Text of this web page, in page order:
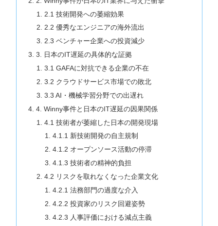
2.1 技術開発への萎縮効果
2.2 優秀なエンジニアの海外流出
2.3 ベンチャー企業への投資減少
3. 日本のIT遅延の具体的な証拠
3.1 GAFAに対抗できる企業の不在
3.2 クラウドサービス市場での敗北
3.3 AI・機械学習分野での出遅れ
4. Winny事件と日本のIT遅延の因果関係
4.1 技術者が萎縮した日本の開発現場
4.1.1 新技術開発の自主規制
4.1.2 オープンソース活動の停滞
4.1.3 技術者の精神的負担
4.2 リスクを取れなくなった企業文化
4.2.1 法務部門の過度な介入
4.2.2 投資家のリスク回避姿勢
4.2.3 人事評価における減点主義